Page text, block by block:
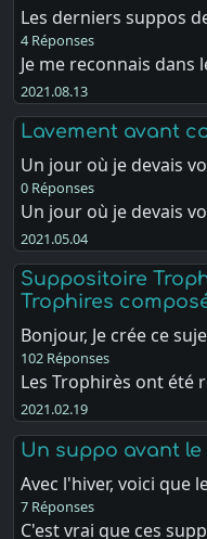
Les derniers suppos
4 Réponses
Je me reconnais
2021.08.13
Lavement avant
Un jour où je devais
0 Réponses
Un jour où je devais
2021.05.04
Suppositoire
Trophires
Bonjour, Je crée ce
102 Réponses
Les Trophirès ont été
2021.02.19
Un suppo avant le
Avec l'hiver, voici que
7 Réponses
C'est vrai que ces